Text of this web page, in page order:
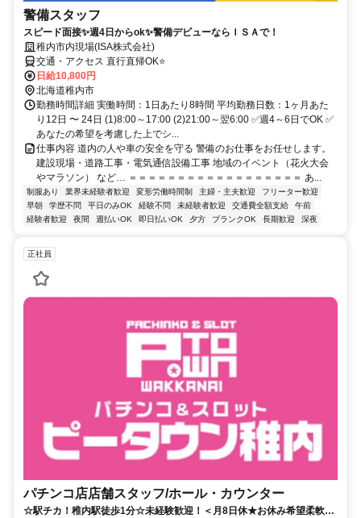
警備スタッフ
スピード面接✨週4日からok✨警備デビューならＩＳＡで！
稚内市内現場(ISA株式会社)
交通・アクセス 直行直帰OK⭐
日給10,800円
北海道稚内市
勤務時間詳細 実働時間：1日あたり8時間 平均勤務日数：1ヶ月あた
り12日 〜 24日 (1)8:00～17:00 (2)21:00～翌6:00 ✅週4～6日でOK ✅
あなたの希望を考慮した上でシ...
仕事内容 道内の人や車の安全を守る 警備のお仕事をお任せします。
建設現場・道路工事・電気通信設備工事 地域のイベント（花火大会
やマラソン） など… ＝＝＝＝＝＝＝＝＝＝＝＝＝＝＝＝＝＝ あ...
制服あり 業界未経験者歓迎 変形労働時間制 主婦・主夫歓迎
フリーター歓迎
早朝
学歴不問 平日のみOK 経験不問 未経験者歓迎 交通費全額支給
午前
経験者歓迎
夜間 週払いOK 即日払いOK 夕方 ブランクOK 長期歓迎 深夜
正社員
パチンコ店店舗スタッフ/ホール・カウンター
☆駅チカ！稚内駅徒歩1分☆未経験歓迎！＜月8日休★お休み希望柔軟対